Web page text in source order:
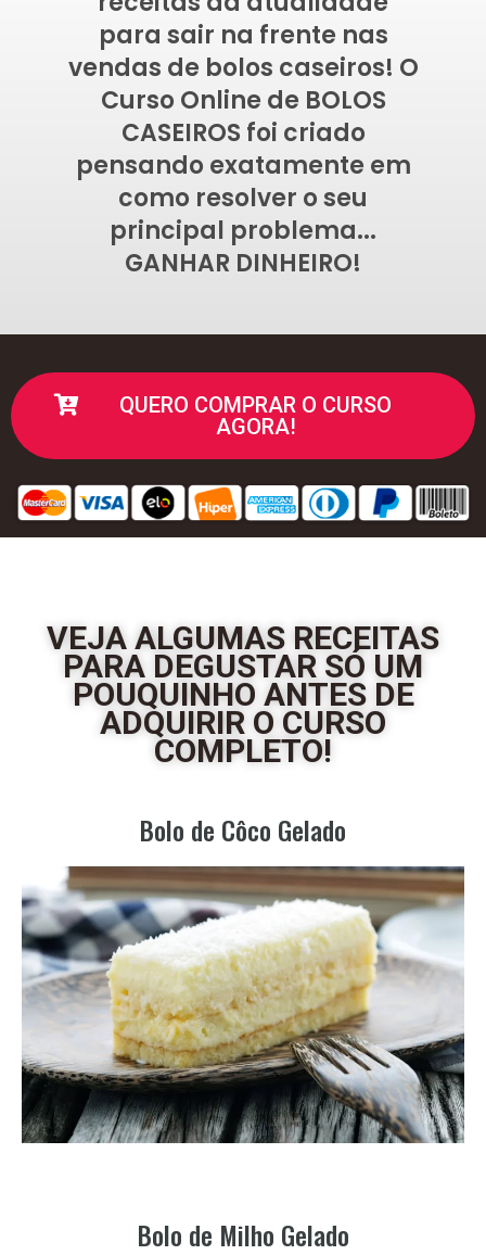
para sair na frente nas
vendas de bolos caseiros! O
Curso Online de BOLOS
CASEIROS foi criado
pensando exatamente em
como resolver o seu
principal problema...
GANHAR DINHEIRO!
QUERO COMPRAR O CURSO
AGORA!
VEJA ALGUMAS RECEITAS
PARA DEGUSTAR SÓ UM
POUQUINHO ANTES DE
ADQUIRIR O CURSO
COMPLETO!
Bolo de Côco Gelado
Bolo de Milho Gelado